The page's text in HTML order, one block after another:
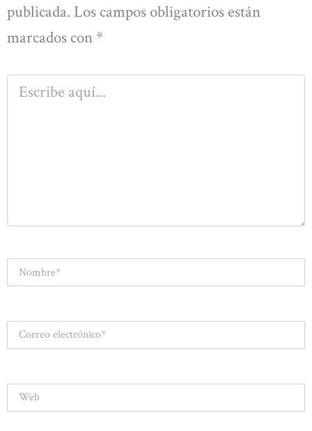
publicada. Los campos obligatorios están
marcados con *
Escribe
aquí...
Correo
electrónico*
Web